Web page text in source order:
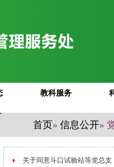
教科服务
首页» 信息公开»
关于同意斗口试验站等党总